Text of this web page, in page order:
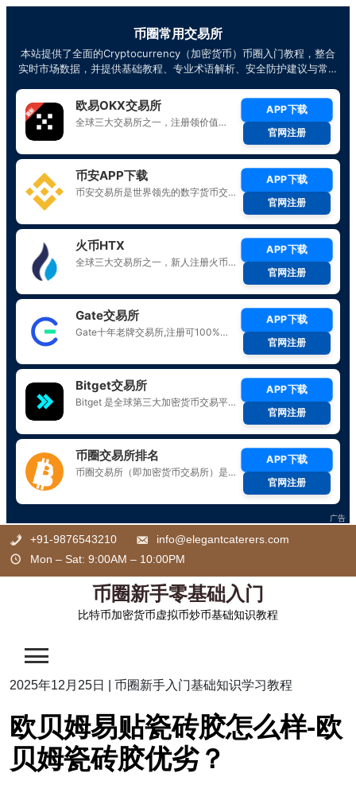
Skip
+91-9876543210
info@elegantcaterers.com
Mon – Sat: 9:00AM – 10:00PM
币圈新手零基础入门
比特币加密货币虚拟币炒币基础知识教程
2025年12月25日 币圈新手入门基础知识学习教程
欧贝姆易贴瓷砖胶怎么样-欧
贝姆瓷砖胶优劣？